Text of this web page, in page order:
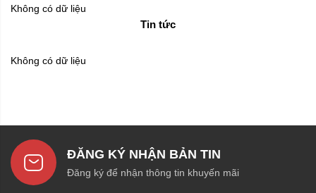
Không có dữ liệu
Tin tức
Không có dữ liệu
ĐĂNG KÝ NHẬN BẢN TIN
Đăng ký để nhận thông tin khuyến mãi